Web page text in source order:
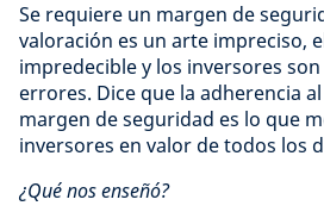
Se requiere un margen de
valoración es un arte impreciso,
impredecible y los inversores
errores. Dice que la adherencia
margen de seguridad es lo que
inversores en valor de todos los
¿Qué nos enseñó?